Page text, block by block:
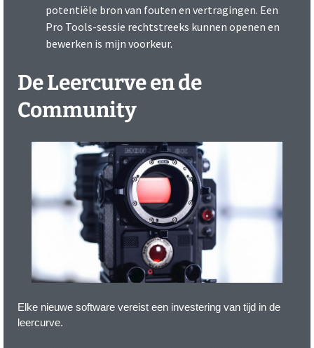
potentiële bron van fouten en vertragingen. Een
Pro Tools-sessie rechtstreeks kunnen openen en
bewerken is mijn voorkeur.
De Leercurve en de
Community
Elke nieuwe software vereist een investering van tijd in de
leercurve.